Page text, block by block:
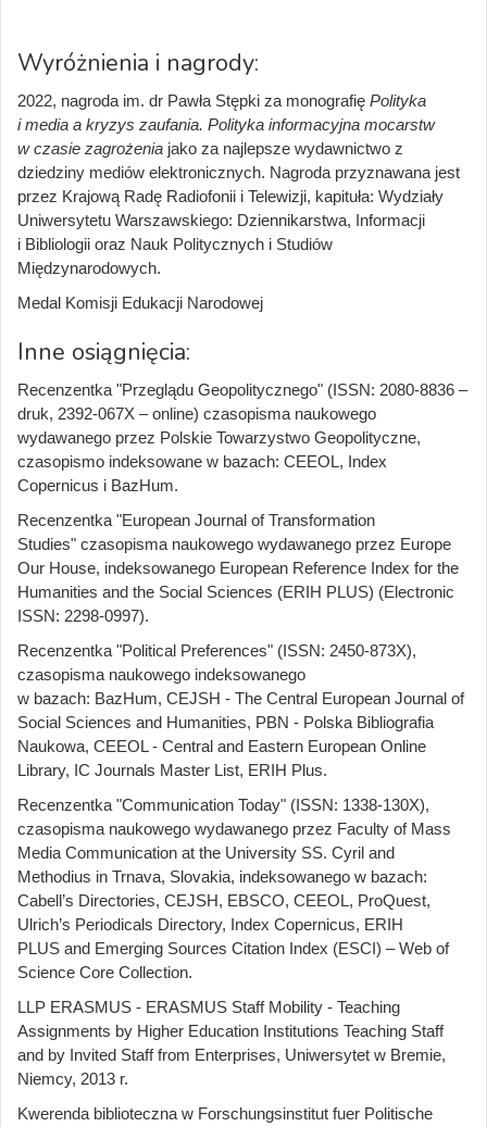
Wyróżnienia i nagrody:
2022, nagroda im. dr Pawła Stępki za monografię Polityka
i media a kryzys zaufania. Polityka informacyjna mocarstw
w czasie zagrożenia jako za najlepsze wydawnictwo z
dziedziny mediów elektronicznych. Nagroda przyznawana jest
przez Krajową Radę Radiofonii i Telewizji, kapituła: Wydziały
Uniwersytetu Warszawskiego: Dziennikarstwa, Informacji
i Bibliologii oraz Nauk Politycznych i Studiów
Międzynarodowych.
Medal Komisji Edukacji Narodowej
Inne osiągnięcia:
Recenzentka "Przeglądu Geopolitycznego" (ISSN: 2080-8836 –
druk, 2392-067X – online) czasopisma naukowego
wydawanego przez Polskie Towarzystwo Geopolityczne,
czasopismo indeksowane w bazach: CEEOL, Index
Copernicus i BazHum.
Recenzentka "European Journal of Transformation
Studies" czasopisma naukowego wydawanego przez Europe
Our House, indeksowanego European Reference Index for the
Humanities and the Social Sciences (ERIH PLUS) (Electronic
ISSN: 2298-0997).
Recenzentka "Political Preferences" (ISSN: 2450-873X),
czasopisma naukowego indeksowanego
w bazach: BazHum, CEJSH - The Central European Journal of
Social Sciences and Humanities, PBN - Polska Bibliografia
Naukowa, CEEOL - Central and Eastern European Online
Library, IC Journals Master List, ERIH Plus.
Recenzentka "Communication Today" (ISSN: 1338-130X),
czasopisma naukowego wydawanego przez Faculty of Mass
Media Communication at the University SS. Cyril and
Methodius in Trnava, Slovakia, indeksowanego w bazach:
Cabell’s Directories, CEJSH, EBSCO, CEEOL, ProQuest,
Ulrich’s Periodicals Directory, Index Copernicus, ERIH
PLUS and Emerging Sources Citation Index (ESCI) – Web of
Science Core Collection.
LLP ERASMUS - ERASMUS Staff Mobility - Teaching
Assignments by Higher Education Institutions Teaching Staff
and by Invited Staff from Enterprises, Uniwersytet w Bremie,
Niemcy, 2013 r.
Kwerenda biblioteczna w Forschungsinstitut fuer Politische